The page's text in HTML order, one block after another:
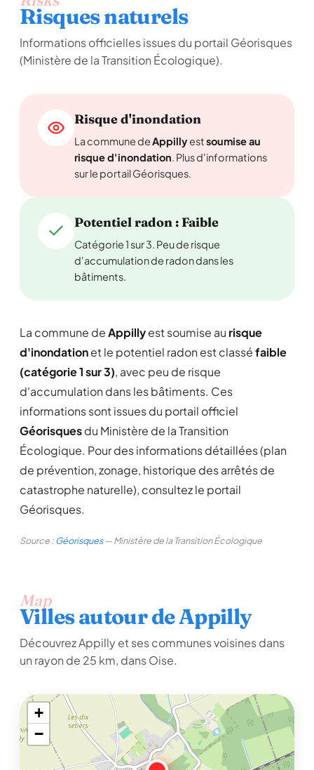
Risques naturels
Informations officielles issues du portail Géorisques
(Ministère de la Transition Écologique).
Risque d'inondation
La commune deAppillyestsoumise au
risque d'inondation. Plus d'informations
sur le portail Géorisques.
Potentiel radon : Faible
Catégorie 1 sur 3. Peu de risque
d'accumulation de radon dans les
bâtiments.
La commune deAppillyest soumise au risque
d'inondationet le potentiel radon est classéfaible
(catégorie 1 sur 3), avec peu de risque
d'accumulation dans les bâtiments. Ces
informations sont issues du portail officiel
Géorisquesdu Ministère de la Transition
Écologique. Pour des informations détaillées (plan
de prévention, zonage, historique des arrêtés de
catastrophe naturelle), consultez le portail
Géorisques.
Source :Géorisques— Ministère de la Transition Écologique
Map
Villes autour de Appilly
Découvrez Appilly et ses communes voisines dans
un rayon de 25 km, dans Oise.
+
−